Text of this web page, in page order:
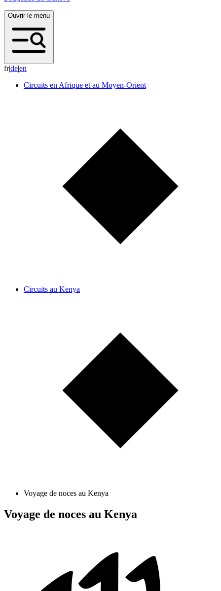
Ouvrir le menu
fr|de|en
Circuits en Afrique et au Moyen-Orient
Circuits au Kenya
Voyage de noces au Kenya
Voyage de noces au Kenya